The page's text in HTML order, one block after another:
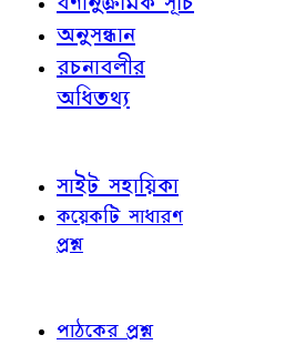
অনুসন্ধান
রচনাবলীর
অধিতথ্য
সাইট সহায়িকা
কয়েকটি সাধারণ
প্রশ্ন
পাঠকের প্রশ্ন